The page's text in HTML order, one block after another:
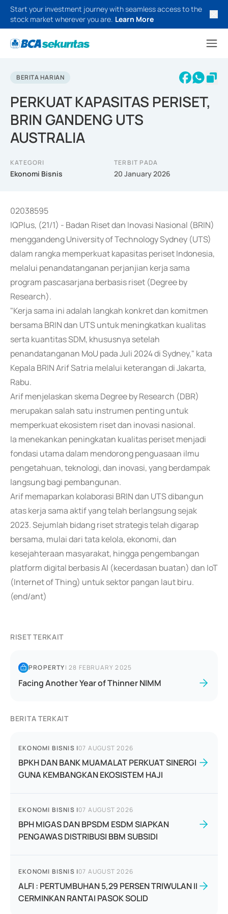
Start your investment journey with seamless access to the
stock market wherever you are. Learn More
BERITA HARIAN
PERKUAT KAPASITAS PERISET,
BRIN GANDENG UTS
AUSTRALIA
KATEGORI
Ekonomi Bisnis
TERBIT PADA
20 January 2026
02038595
IQPlus, (21/1) - Badan Riset dan Inovasi Nasional (BRIN)
menggandeng University of Technology Sydney (UTS)
dalam rangka memperkuat kapasitas periset Indonesia,
melalui penandatanganan perjanjian kerja sama
program pascasarjana berbasis riset (Degree by
Research).
"Kerja sama ini adalah langkah konkret dan komitmen
bersama BRIN dan UTS untuk meningkatkan kualitas
serta kuantitas SDM, khususnya setelah
penandatanganan MoU pada Juli 2024 di Sydney," kata
Kepala BRIN Arif Satria melalui keterangan di Jakarta,
Rabu.
Arif menjelaskan skema Degree by Research (DBR)
merupakan salah satu instrumen penting untuk
memperkuat ekosistem riset dan inovasi nasional.
Ia menekankan peningkatan kualitas periset menjadi
fondasi utama dalam mendorong penguasaan ilmu
pengetahuan, teknologi, dan inovasi, yang berdampak
langsung bagi pembangunan.
Arif memaparkan kolaborasi BRIN dan UTS dibangun
atas kerja sama aktif yang telah berlangsung sejak
2023. Sejumlah bidang riset strategis telah digarap
bersama, mulai dari tata kelola, ekonomi, dan
kesejahteraan masyarakat, hingga pengembangan
platform digital berbasis AI (kecerdasan buatan) dan IoT
(Internet of Thing) untuk sektor pangan laut biru.
(end/ant)
RISET TERKAIT
PROPERTY|28 FEBRUARY 2025
Facing Another Year of Thinner NIMM
BERITA TERKAIT
EKONOMI BISNIS |07 AUGUST 2026
BPKH DAN BANK MUAMALAT PERKUAT SINERGI
GUNA KEMBANGKAN EKOSISTEM HAJI
EKONOMI BISNIS |07 AUGUST 2026
BPH MIGAS DAN BPSDM ESDM SIAPKAN
PENGAWAS DISTRIBUSI BBM SUBSIDI
EKONOMI BISNIS |07 AUGUST 2026
ALFI : PERTUMBUHAN 5,29 PERSEN TRIWULAN II
CERMINKAN RANTAI PASOK SOLID